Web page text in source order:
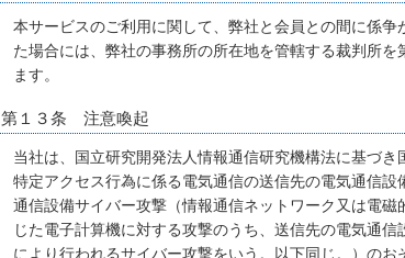
本サービスのご利用に関して、弊社と会員との間に係
た場合には、弊社の事務所の所在地を管轄する裁判所
ます。
第１３条 注意喚起
当社は、国立研究開発法人情報通信研究機構法に基づ
特定アクセス行為に係る電気通信の送信先の電気通信
通信設備サイバー攻撃（情報通信ネットワーク又は電
じた電子計算機に対する攻撃のうち、送信先の電気通
により行われるサイバー攻撃をいう。以下同じ。）の